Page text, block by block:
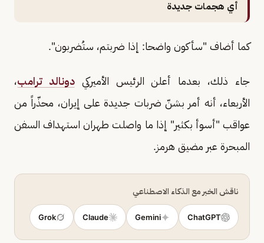
أي هجمات جديدة
كما أضاف "سأكون واضحا: إذا ضربتم، ستُضربون".
جاء ذلك، بعدما أعلن الرئيس الأميركيدونالد ترامب،
الأربعاء، أنه أمر بشنّ ضربات جديدة على إيران، محذّراً من
عواقب "أسوأ بكثير" إذا ما واصلت طهران استهداف السفن
المبحرة عبر مضيق هرمز.
ناقش الخبر مع الذكاء الاصطناعي
ChatGPT
Gemini
Claude
Grok